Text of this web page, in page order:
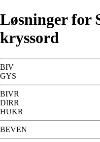
Løsninger for
kryssord
BIV
GYS
BIVR
DIRR
HUKR
BEVEN